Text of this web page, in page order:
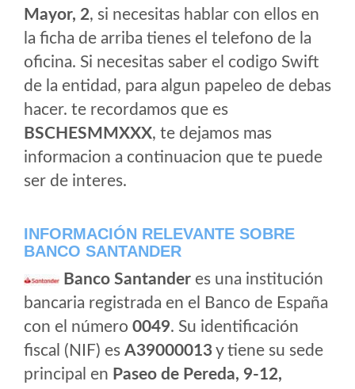
Mayor, 2, si necesitas hablar con ellos en
la ficha de arriba tienes el telefono de la
oficina. Si necesitas saber el codigo Swift
de la entidad, para algun papeleo de debas
hacer. te recordamos que es
BSCHESMMXXX, te dejamos mas
informacion a continuacion que te puede
ser de interes.
INFORMACIÓN RELEVANTE SOBRE
BANCO SANTANDER
Banco Santander es una institución
bancaria registrada en el Banco de España
con el número 0049. Su identificación
fiscal (NIF) es A39000013y tiene su sede
principal en Paseo de Pereda, 9-12,